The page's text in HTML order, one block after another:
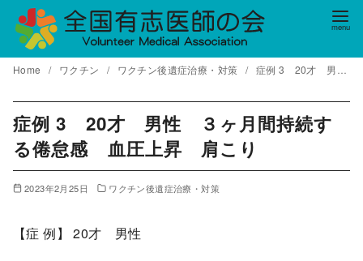
テ
Home ワクチン ワクチン後遺症治療・対策 症例 3 20才 男性 ３ヶ月間持続する倦怠感 血圧上昇 肩こり
症例 3 20才 男性 ３ヶ月間持続す
る倦怠感 血圧上昇 肩こり
2023年2月25日 ワクチン後遺症治療・対策
【症 例】 20才 男性